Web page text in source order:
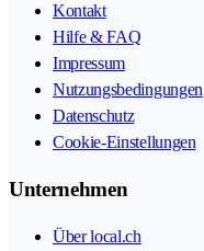
Kontakt
Hilfe & FAQ
Impressum
Nutzungsbedingungen
Datenschutz
Cookie-Einstellungen
Unternehmen
Über local.ch